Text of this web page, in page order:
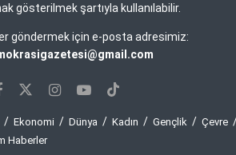
gösterilmek şartıyla kullanılabilir.
göndermek için e-posta adresimiz:
Ekonomi Dünya Kadın Gençlik
Çevre
Haberler